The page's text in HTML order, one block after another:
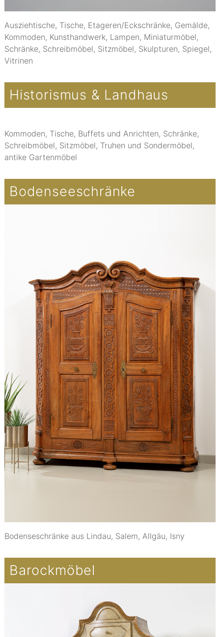
Ausziehtische, Tische, Etageren/Eckschränke, Gemälde,
Kommoden, Kunsthandwerk, Lampen, Miniaturmöbel,
Schränke, Schreibmöbel, Sitzmöbel, Skulpturen, Spiegel,
Vitrinen
Historismus & Landhaus
Kommoden, Tische, Buffets und Anrichten, Schränke,
Schreibmöbel, Sitzmöbel, Truhen und Sondermöbel,
antike Gartenmöbel
Bodenseeschränke
Bodenseschränke aus Lindau, Salem, Allgäu, Isny
Barockmöbel